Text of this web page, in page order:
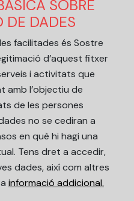
SOBRE
DE DADES
facilitades és Sostre
d’aquest fitxer
i activitats que
amb l’objectiu de
de les persones
no se cediran a
en què hi hagi una
Tens dret a accedir,
dades, així com altres
informació addicional.